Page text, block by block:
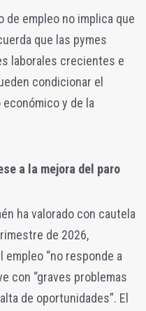
de empleo no implica que
que las pymes
laborales crecientes e
condicionar el
y de la
a la mejora del paro
ha valorado con cautela
de 2026,
empleo “no responde a
con “graves problemas
de oportunidades”. El